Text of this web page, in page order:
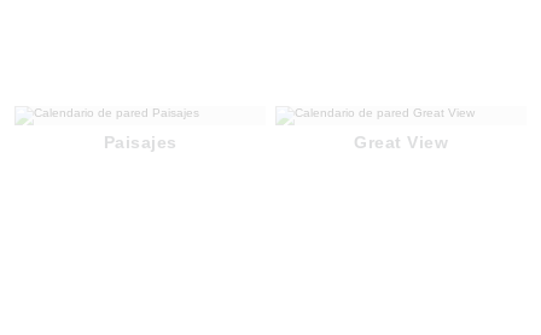
Paisajes Great View